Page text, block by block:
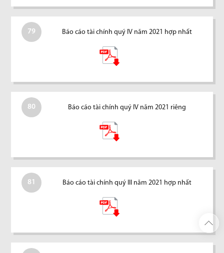
79 Báo cáo tài chính quý IV năm 2021 hợp nhất
80 Báo cáo tài chính quý IV năm 2021 riêng
81 Báo cáo tài chính quý III năm 2021 hợp nhất